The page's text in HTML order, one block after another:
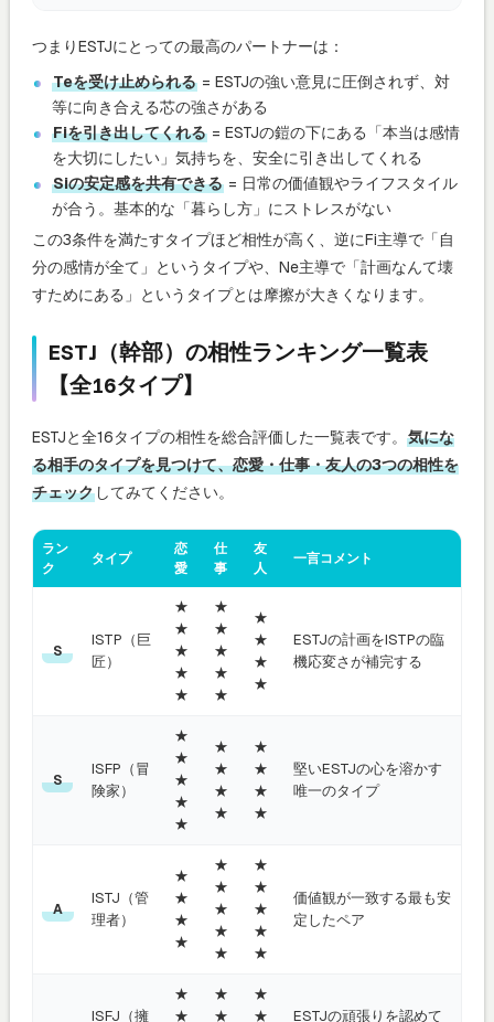
つまりESTJにとっての最高のパートナーは：
Teを受け止められる = ESTJの強い意見に圧倒されず、対
等に向き合える芯の強さがある
Fiを引き出してくれる = ESTJの鎧の下にある「本当は感情
を大切にしたい」気持ちを、安全に引き出してくれる
Siの安定感を共有できる = 日常の価値観やライフスタイル
が合う。基本的な「暮らし方」にストレスがない
この3条件を満たすタイプほど相性が高く、逆にFi主導で「自
分の感情が全て」というタイプや、Ne主導で「計画なんて壊
すためにある」というタイプとは摩擦が大きくなります。
ESTJ（幹部）の相性ランキング一覧表
【全16タイプ】
ESTJと全16タイプの相性を総合評価した一覧表です。 気にな
る相手のタイプを見つけて、恋愛・仕事・友人の3つの相性を
チェック してみてください。
ラン
ク
タイプ
恋
愛
仕
事
友
人
一言コメント
S
ISTP（巨
匠）
★
★
★
★
★
★
★
★
★
★
★
★
★
★
ESTJの計画をISTPの臨
機応変さが補完する
S
ISFP（冒
険家）
★
★
★
★
★
★
★
★
★
★
★
★
★
堅いESTJの心を溶かす
唯一のタイプ
A
ISTJ（管
理者）
★
★
★
★
★
★
★
★
★
★
★
★
★
★
価値観が一致する最も安
定したペア
ISFJ（擁
★
★
★
★
★
★
ESTJの頑張りを認めて